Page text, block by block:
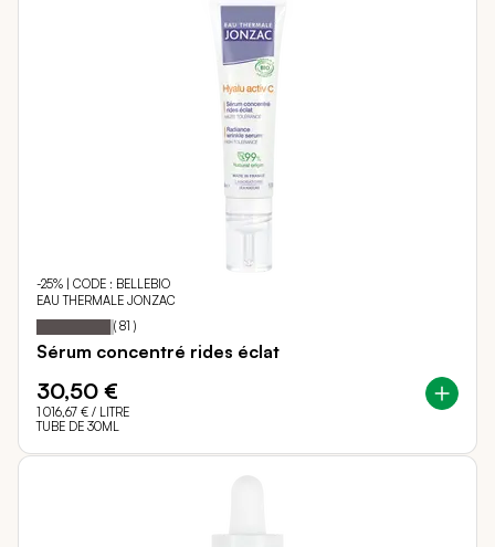
-25% | CODE : BELLEBIO
EAU THERMALE JONZAC
Notation: 95
% of
( 81 )
Sérum concentré rides éclat
30,50 €
1 016,67 € / LITRE
TUBE DE 30ML